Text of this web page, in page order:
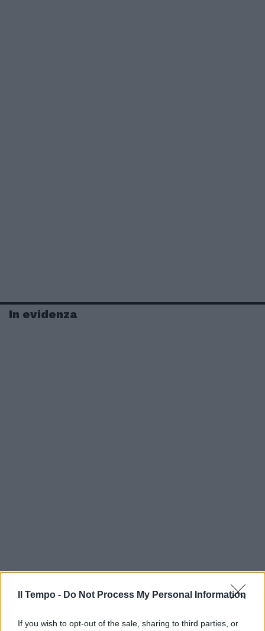
Il Tempo - Do Not Process My Personal Information
If you wish to opt-out of the sale, sharing to third parties, or
In evidenza